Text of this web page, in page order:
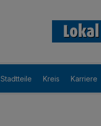
Stadtteile Kreis Karriere